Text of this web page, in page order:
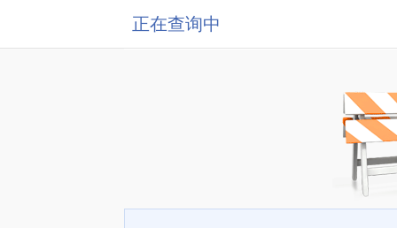
正在查询中